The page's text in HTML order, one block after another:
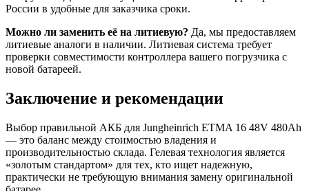
России в удобные для заказчика сроки.
Можно ли заменить её на литиевую? Да, мы предоставляем
литиевые аналоги в наличии. Литиевая система требует
проверки совместимости контроллера вашего погрузчика с
новой батареей.
Заключение и рекомендации
Выбор правильной АКБ для Jungheinrich ETMA 16 48V 480Ah
— это баланс между стоимостью владения и
производительностью склада. Гелевая технология является
«золотым стандартом» для тех, кто ищет надежную,
практически не требующую внимания замену оригинальной